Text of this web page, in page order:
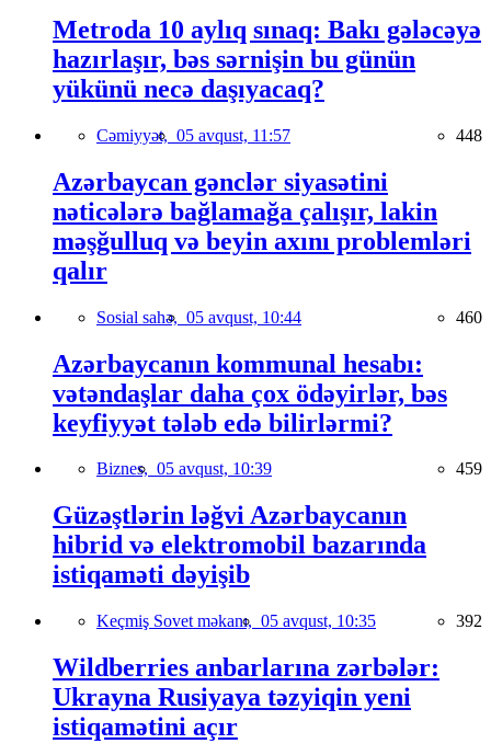
Metroda 10 aylıq sınaq: Bakı gələcəyə
hazırlaşır, bəs sərnişin bu günün
yükünü necə daşıyacaq?
Cəmiyyət, 05 avqust, 11:57 448
Azərbaycan gənclər siyasətini
nəticələrə bağlamağa çalışır, lakin
məşğulluq və beyin axını problemləri
qalır
Sosial sahə, 05 avqust, 10:44 460
Azərbaycanın kommunal hesabı:
vətəndaşlar daha çox ödəyirlər, bəs
keyfiyyət tələb edə bilirlərmi?
Biznes, 05 avqust, 10:39 459
Güzəştlərin ləğvi Azərbaycanın
hibrid və elektromobil bazarında
istiqaməti dəyişib
Keçmiş Sovet məkanı, 05 avqust, 10:35 392
Wildberries anbarlarına zərbələr:
Ukrayna Rusiyaya təzyiqin yeni
istiqamətini açır